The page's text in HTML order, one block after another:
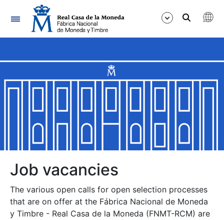
Navigation
Show/Hide
Show/Hide
Show/Hide
Show/Hide
Job vacancies
The various open calls for open selection processes
that are on offer at the Fábrica Nacional de Moneda
y Timbre - Real Casa de la Moneda (FNMT-RCM) are